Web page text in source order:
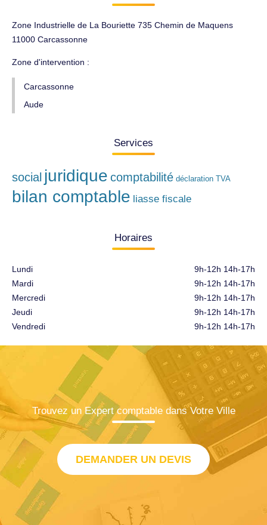
Zone Industrielle de La Bouriette 735 Chemin de Maquens
11000 Carcassonne
Zone d'intervention :
Carcassonne
Aude
Services
social juridique comptabilité déclaration TVA
bilan comptable liasse fiscale
Horaires
Lundi
Mardi
Mercredi
Jeudi
Vendredi
9h-12h 14h-17h
9h-12h 14h-17h
9h-12h 14h-17h
9h-12h 14h-17h
9h-12h 14h-17h
Trouvez un Expert comptable dans Votre Ville
DEMANDER UN DEVIS